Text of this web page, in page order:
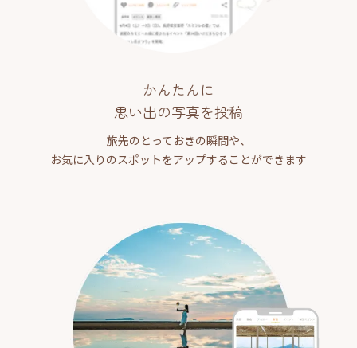
かんたんに
思い出の写真を投稿
旅先のとっておきの瞬間や、
お気に入りのスポットをアップすることができます